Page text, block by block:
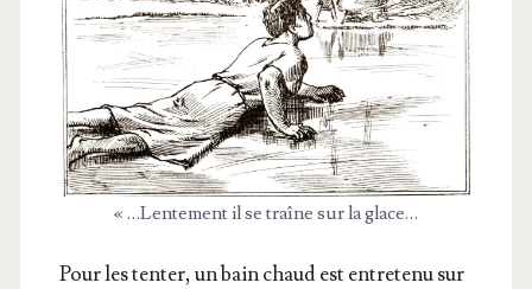
« …Len­te­ment il se traîne sur la glace…
Pour les ten­ter, un bain chaud est entre­te­nu sur